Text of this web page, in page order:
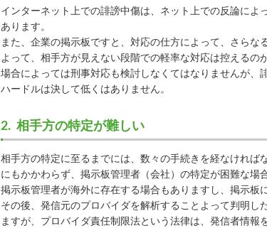
インターネット上での誹謗中傷は、ネット上での反論に
あります。
また、企業の掲示板ですと、対応の仕方によって、さらな
よって、相手方が見えない段階での軽率な対応は控えるの
場合によっては刑事対応も検討しなくてはなりませんが、
ハードルは決して低くはありません。
相手方の特定が難しい
相手方の特定に至るまでには、数々の手続きを経なければ
にもかかわらず、掲示板管理者（会社）の特定が困難な場
掲示板管理者が海外に存在する場合もありますし、掲示板
その後、発信元のプロバイダを解析することよって判明し
ますが、プロバイダ責任制限法という法律は、発信者情報